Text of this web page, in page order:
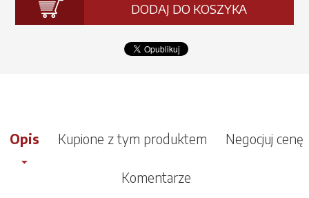
DODAJ DO KOSZYKA
Opis Kupione z tym produktem Negocjuj cenę
Komentarze